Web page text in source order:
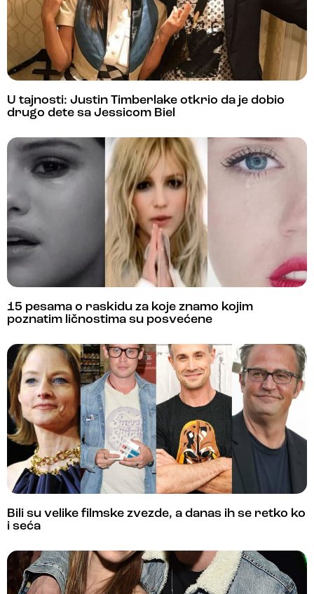
U tajnosti: Justin Timberlake otkrio da je dobio
drugo dete sa Jessicom Biel
15 pesama o raskidu za koje znamo kojim
poznatim ličnostima su posvećene
Bili su velike filmske zvezde, a danas ih se retko ko
i seća